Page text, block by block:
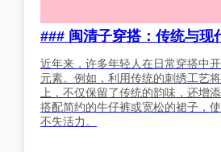
### 闽清子穿搭：传统与现
近年来，许多年轻人在日常穿搭中
元素。例如，利用传统的刺绣工艺
上，不仅保留了传统的韵味，还增
搭配简约的牛仔裤或宽松的裙子，
不失活力。